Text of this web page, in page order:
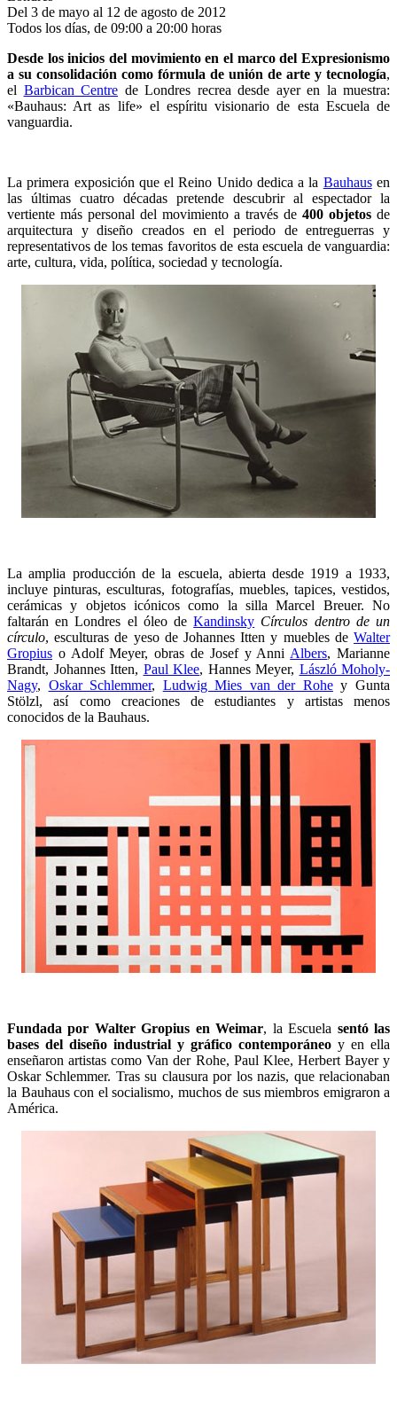
Del 3 de mayo al 12 de agosto de 2012
Todos los días, de 09:00 a 20:00 horas
Desde los inicios del movimiento en el marco del Expresionismo
a su consolidación como fórmula de unión de arte y tecnología,
el Barbican Centre de Londres recrea desde ayer en la muestra:
«Bauhaus: Art as life» el espíritu visionario de esta Escuela de
vanguardia.
La primera exposición que el Reino Unido dedica a la Bauhausen
las últimas cuatro décadas pretende descubrir al espectador la
vertiente más personal del movimiento a través de 400 objetos de
arquitectura y diseño creados en el periodo de entreguerras y
representativos de los temas favoritos de esta escuela de vanguardia:
arte, cultura, vida, política, sociedad y tecnología.
La amplia producción de la escuela, abierta desde 1919 a 1933,
incluye pinturas, esculturas, fotografías, muebles, tapices, vestidos,
cerámicas y objetos icónicos como la silla Marcel Breuer. No
faltarán en Londres el óleo deKandinsky Círculos dentro de un
círculo, esculturas de yeso de Johannes Itten y muebles de Walter
Gropius o Adolf Meyer, obras de Josef y Anni Albers, Marianne
Brandt, Johannes Itten, Paul Klee, Hannes Meyer, László Moholy-
Nagy, Oskar Schlemmer, Ludwig Mies van der Rohey Gunta
Stölzl, así como creaciones de estudiantes y artistas menos
conocidos de la Bauhaus.
Fundada por Walter Gropius en Weimar, la Escuela sentó las
bases del diseño industrial y gráfico contemporáneo y en ella
enseñaron artistas como Van der Rohe, Paul Klee, Herbert Bayer y
Oskar Schlemmer. Tras su clausura por los nazis, que relacionaban
la Bauhaus con el socialismo, muchos de sus miembros emigraron a
América.